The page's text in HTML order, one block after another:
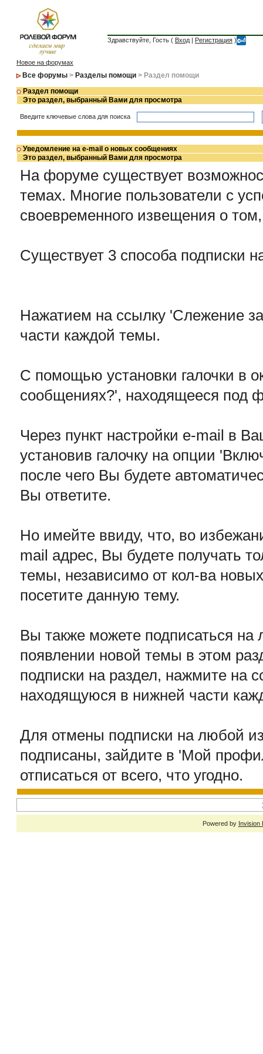
Здравствуйте, Гость ( Вход | Регистрация )
Новое на форумах
Все форумы > Разделы помощи > Раздел помощи
Раздел помощи
Это раздел, выбранный Вами для просмотра
Введите ключевые слова для поиска
Уведомление на e-mail о новых сообщениях
Это раздел, выбранный Вами для просмотра
На форуме существует
темах. Многие пользователи с
своевременного извещения о
Существует 3 способа подписки
Нажатием на ссылку 'Слежение
части каждой темы.
С помощью установки галочки в
сообщениях?', находящееся под
Через пункт настройки e-mail в
установив галочку на опции
после чего Вы будете
Вы ответите.
Но имейте ввиду, что, во
mail адрес, Вы будете получать
темы, независимо от кол-ва
посетите данную тему.
Вы также можете подписаться
появлении новой темы в этом
подписки на раздел, нажмите на
находящуюся в нижней части
Для отмены подписки на любой
подписаны, зайдите в 'Мой
отписаться от всего, что угодно.
Powered by Invision